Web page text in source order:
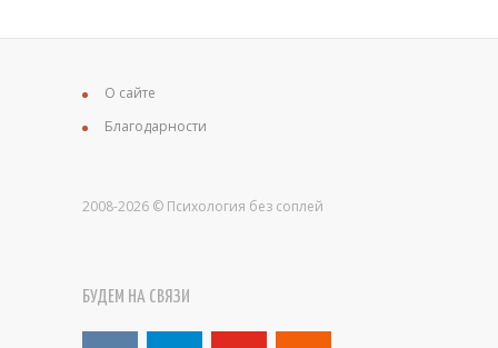
О сайте
Благодарности
2008-2026 © Психология без соплей
БУДЕМ НА СВЯЗИ